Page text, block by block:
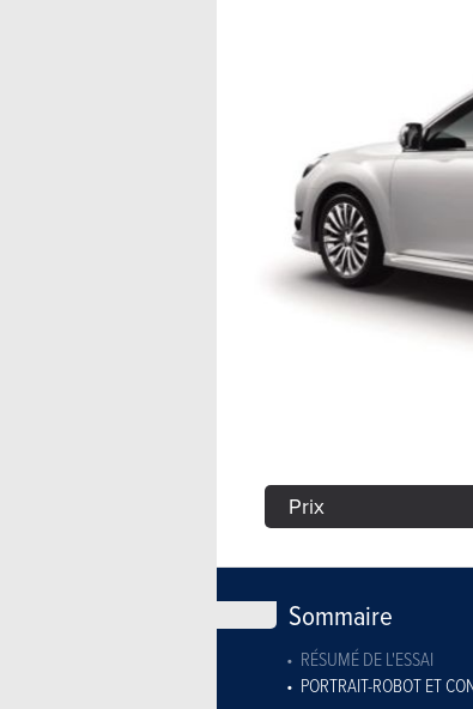
Prix
Sommaire
RÉSUMÉ DE L'ESSAI
PORTRAIT-ROBOT ET